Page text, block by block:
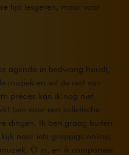
tijd lesgeven, maar voor
agenda in bedwang houdt,
muziek en wil de rest van
precies kan ik nog niet
ben voor een solistische
dingen. Ik ben graag buiten:
naar iets grappigs online,
O ja, en ik componeer